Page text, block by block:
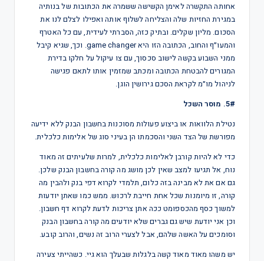
אחותה התקשרה לאימן הקשישה ששמרה את הכתובות של בנותיה
במגירת החזיות שלה והצליחה לשלוף אותה ואפילו לצלם לנו את
הסכום. מליון שקלים. ובתיק כזה, הסברתי לעידית, עם כל האטרף
והמעו״ף והחוב, הכתובה הזו היא game changer. וכך, שגיא קיבל
ממני השבוע בקשה לישוב סכסוך, עם צו עיקול על חלקו בדירת
המגורים להבטחת הכתובה ומכתב שמזמין אותו לתאם פגישה
לניהול מו״מ לקראת הסכם גירושין הוגן.
5#. מוסר השכל
נטילת הלוואות או ביצוע פעולות מסוכנות בחשבון הבנק ללא ידיעה
מפורשת של הצד השני והסכמתו הן בעיני סוג של אלימות כלכלית.
כדי לא להיות קורבן לאלימות כלכלית, למרות שלעיתים זה מאוד
נוח, אל תגיעו למצב שאין לכן מושג מה קורה בחשבון הבנק שלכן.
גם אם את לא מבינה בזה כלום, תלמדי לקרוא דפי בנק ולהבין מה
קורה, זו מיומנות שכל אחת חייבת לרכוש. ממש כמו שאתן יודעות
למשוך כסף מהכספומט ככה אתן צריכות לדעת לקרוא דף חשבון.
וכן אני יודעת שיש גם גברים שלא יודעים מה קורה בחשבון הבנק
וסומכים על האשה שלהם, אבל לצערי הרוב זה נשים, והרוב קובע.
יש משהו מאוד מאוד קשה בלגלות שבעלך הוא גיי. כשהייתי צעירה